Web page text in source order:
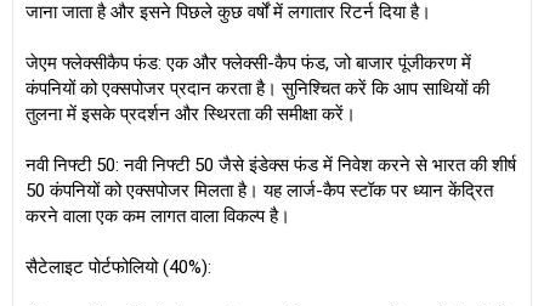
जाना जाता है और इसने पिछले कुछ वर्षों में लगातार रिटर्न दिया है।
जेएम फ्लेक्सीकैप फंड: एक और फ्लेक्सी-कैप फंड, जो बाजार पूंजीकरण में
कंपनियों को एक्सपोजर प्रदान करता है। सुनिश्चित करें कि आप साथियों की
तुलना में इसके प्रदर्शन और स्थिरता की समीक्षा करें।
नवी निफ्टी 50: नवी निफ्टी 50 जैसे इंडेक्स फंड में निवेश करने से भारत की शीर्ष
50 कंपनियों को एक्सपोजर मिलता है। यह लार्ज-कैप स्टॉक पर ध्यान केंद्रित
करने वाला एक कम लागत वाला विकल्प है।
सैटेलाइट पोर्टफोलियो (40%):